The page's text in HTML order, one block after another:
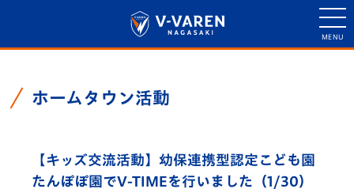
ホームタウン活動
【キッズ交流活動】幼保連携型認定こども園
たんぽぽ園でV-TIMEを行いました（1/30）